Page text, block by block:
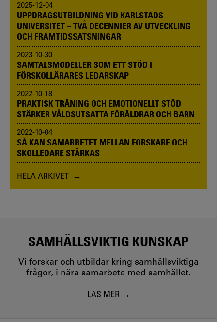
2025-12-04
UPPDRAGSUTBILDNING VID KARLSTADS
UNIVERSITET – TVÅ DECENNIER AV UTVECKLING
OCH FRAMTIDSSATSNINGAR
2023-10-30
SAMTALSMODELLER SOM ETT STÖD I
FÖRSKOLLÄRARES LEDARSKAP
2022-10-18
PRAKTISK TRÄNING OCH EMOTIONELLT STÖD
STÄRKER VÅLDSUTSATTA FÖRÄLDRAR OCH BARN
2022-10-04
SÅ KAN SAMARBETET MELLAN FORSKARE OCH
SKOLLEDARE STÄRKAS
HELA ARKIVET
SAMHÄLLSVIKTIG KUNSKAP
Vi forskar och utbildar kring samhällsviktiga
frågor, i nära samarbete med samhället.
LÄS MER